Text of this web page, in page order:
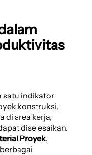
satu indikator
konstruksi.
di area kerja,
diselesaikan.
Proyek,